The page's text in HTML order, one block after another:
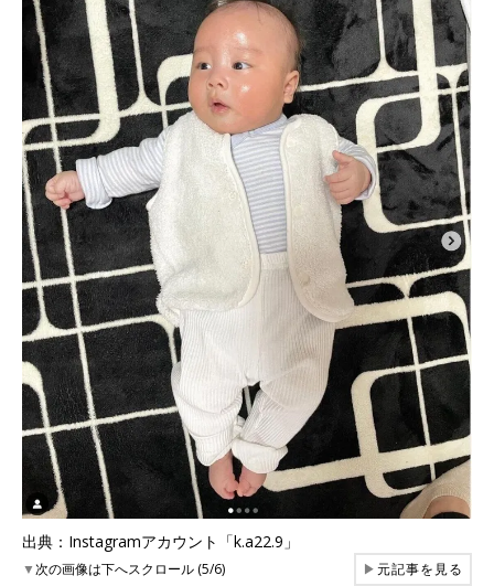
出典：Instagramアカウント「k.a22.9」
▼次の画像は下へスクロール (5/6) ▶元記事を見る